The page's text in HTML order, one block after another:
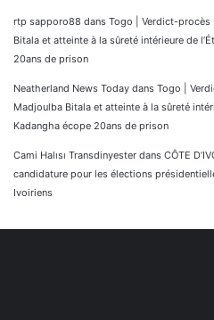
rtp sapporo88 dans Togo | Verdict-procès
Bitala et atteinte à la sûreté intérieure de
20ans de prison
Neatherland News Today dans Togo |
Madjoulba Bitala et atteinte à la sûreté
Kadangha écope 20ans de prison
Cami Halısı Transdinyester dans CÔTE
candidature pour les élections
Ivoiriens